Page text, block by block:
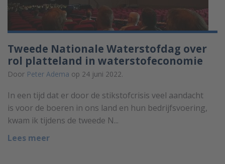
Tweede Nationale Waterstofdag over
rol platteland in waterstofeconomie
Door Peter Adema op 24 juni 2022.
In een tijd dat er door de stikstofcrisis veel aandacht
is voor de boeren in ons land en hun bedrijfsvoering,
kwam ik tijdens de tweede N...
Lees meer